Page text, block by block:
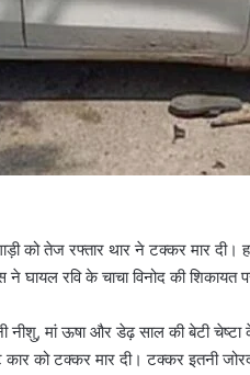
को तेज रफ्तार थार ने टक्कर मार दी।
घायल रवि के चाचा विनोद की
नीशु, मां ऊषा और डेढ़ साल की बेटी
कार को टक्कर मार दी। टक्कर इतनी